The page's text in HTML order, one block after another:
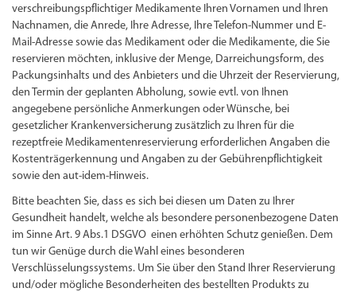
verschreibungspflichtiger Medikamente Ihren Vornamen und Ihren
Nachnamen, die Anrede, Ihre Adresse, Ihre Telefon-Nummer und E-
Mail-Adresse sowie das Medikament oder die Medikamente, die Sie
reservieren möchten, inklusive der Menge, Darreichungsform, des
Packungsinhalts und des Anbieters und die Uhrzeit der Reservierung,
den Termin der geplanten Abholung, sowie evtl. von Ihnen
angegebene persönliche Anmerkungen oder Wünsche, bei
gesetzlicher Krankenversicherung zusätzlich zu Ihren für die
rezeptfreie Medikamentenreservierung erforderlichen Angaben die
Kostenträgerkennung und Angaben zu der Gebührenpflichtigkeit
sowie den aut-idem-Hinweis.
Bitte beachten Sie, dass es sich bei diesen um Daten zu Ihrer
Gesundheit handelt, welche als besondere personenbezogene Daten
im Sinne Art. 9 Abs.1 DSGVO einen erhöhten Schutz genießen. Dem
tun wir Genüge durch die Wahl eines besonderen
Verschlüsselungssystems. Um Sie über den Stand Ihrer Reservierung
und/oder mögliche Besonderheiten des bestellten Produkts zu